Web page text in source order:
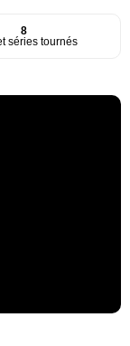
8
séries tournés